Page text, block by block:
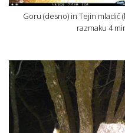
Goru (desno) in Tejin mladič
razmaku 4